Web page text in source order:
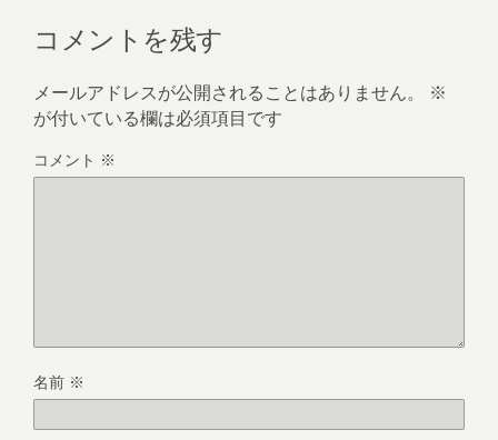
コメントを残す
メールアドレスが公開されることはありません。
※
が付いている欄は必須項目です
コメント ※
名前 ※